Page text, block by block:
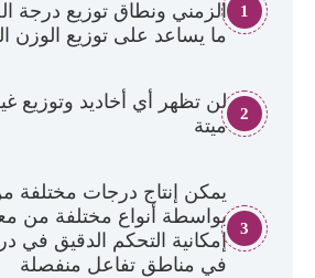
1
الزمني ونطاق توزيع درجة
ما يساعد على توزيع الوزن
2
لن تظهر أي أخاديد وتوزيع
ميتة
3
يمكن إنتاج درجات مختلفة
بواسطة أنواع مختلفة من
إمكانية التحكم الدقيق في
في مناطق تفاعل منفصلة